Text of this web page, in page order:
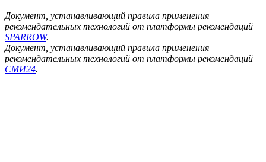
Документ, устанавливающий правила применения
рекомендательных технологий от платформы рекомендаций
SPARROW.
Документ, устанавливающий правила применения
рекомендательных технологий от платформы рекомендаций
СМИ24.